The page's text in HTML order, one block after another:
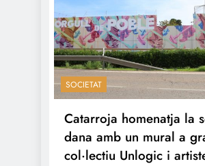
SOCIETAT
Catarroja homenatja la
dana amb un mural a
col·lectiu Unlogic i